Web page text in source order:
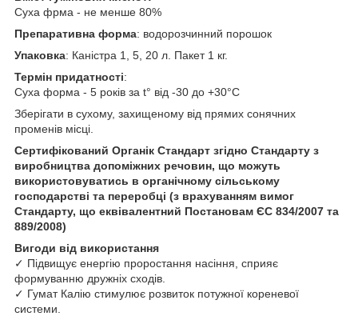
Суха фрма - не менше 80%
Препаративна форма: водорозчинний порошок
Упаковка: Каністра 1, 5, 20 л. Пакет 1 кг.
Термін придатності:
Суха форма - 5 років за t° від -30 до +30°С
Зберігати в сухому, захищеному від прямих сонячних
променів місці.
Сертифікований Органік Стандарт згідно Стандарту з
виробництва допоміжних речовин, що можуть
використовуватись в органічному сільському
господарстві та переробці (з врахуванням вимог
Стандарту, що еквівалентний Постановам ЄС 834/2007 та
889/2008)
Вигоди від використання
✓ Підвищує енергію проростання насіння, сприяє
формуванню дружніх сходів.
✓ Гумат Калію стимулює розвиток потужної кореневої
системи.